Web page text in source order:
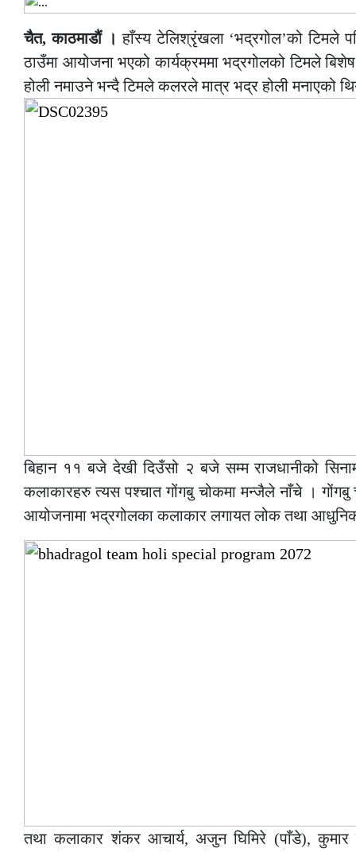
चैत, काठमाडौं । हाँस्य टेलिश्रृंखला ‘भद्रगोल’को टिमले
ठाउँमा आयोजना भएको कार्यक्रममा भद्रगोलको टिमले
होली नमाउने भन्दै टिमले कलरले मात्र भद्र होली मनाएको
बिहान ११ बजे देखी दिउँसो २ बजे सम्म राजधानीको
कलाकारहरु त्यस पश्चात गोंगबु चोकमा मन्जैले नाँचे ।
आयोजनामा भद्रगोलका कलाकार लगायत लोक तथा
तथा कलाकार शंकर आचार्य, अजुन घिमिरे (पाँडे), कुमार